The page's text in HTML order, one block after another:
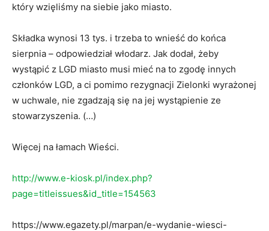
który wzięliśmy na siebie jako miasto.
Składka wynosi 13 tys. i trzeba to wnieść do końca
sierpnia – odpowiedział włodarz. Jak dodał, żeby
wystąpić z LGD miasto musi mieć na to zgodę innych
członków LGD, a ci pomimo rezygnacji Zielonki wyrażonej
w uchwale, nie zgadzają się na jej wystąpienie ze
stowarzyszenia. (…)
Więcej na łamach Wieści.
http://www.e-kiosk.pl/index.php?
page=titleissues&id_title=154563
https://www.egazety.pl/marpan/e-wydanie-wiesci-